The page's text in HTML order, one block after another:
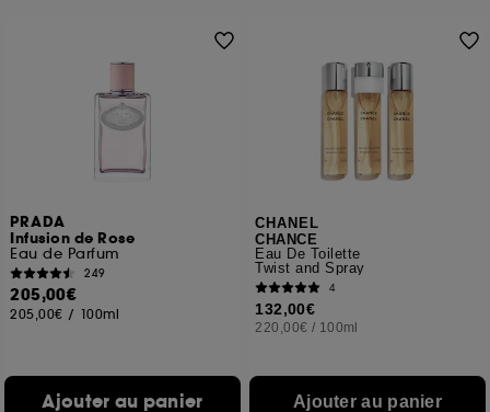
PRADA
Infusion de Rose
Eau de Parfum
249
205,00€
205,00€ / 100ml
Ajouter au panier
CHANEL
CHANCE
Eau De Toilette
Twist and Spray
4
132,00€
220,00€ / 100ml
Ajouter au panier